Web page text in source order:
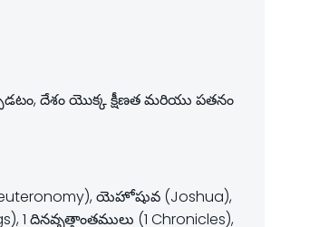
దేశం యొక్క క్షీణత మరియు పతనం
యెహోషువ (Joshua),
1 దినవృత్తాంతములు (1 Chronicles),